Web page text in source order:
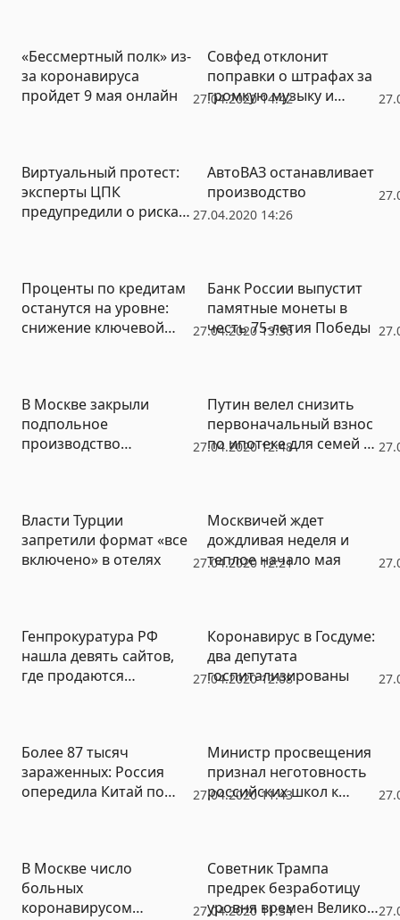
27.04.2020 14:42
«Бессмертный полк» из-
за коронавируса
пройдет 9 мая онлайн
Совфед отклонит
поправки о штрафах за
громкую музыку и
27.04.2020 14:26
Виртуальный протест:
эксперты ЦПК
предупредили о рисках
АвтоВАЗ останавливает
производство
27.04.2020 13:36
Проценты по кредитам
останутся на уровне:
снижение ключевой
Банк России выпустит
памятные монеты в
честь 75-летия Победы
27.04.2020 12:48
В Москве закрыли
подпольное
производство
Путин велел снизить
первоначальный взнос
по ипотеке для семей с
27.04.2020 12:21
Власти Турции
запретили формат «все
включено» в отелях
Москвичей ждет
дождливая неделя и
теплое начало мая
27.04.2020 12:08
Генпрокуратура РФ
нашла девять сайтов,
где продаются
Коронавирус в Госдуме:
два депутата
госпитализированы
27.04.2020 11:43
Более 87 тысяч
зараженных: Россия
опередила Китай по
Министр просвещения
признал неготовность
российских школ к
27.04.2020 11:34
В Москве число
больных
коронавирусом
Советник Трампа
предрек безработицу
уровня времен Великой